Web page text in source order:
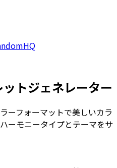
トジェネレーター
ーフォーマットで美しいカラ
ーモニータイプとテーマをサ